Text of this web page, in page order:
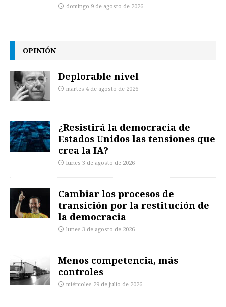
domingo 9 de agosto de 2026
OPINIÓN
Deplorable nivel
martes 4 de agosto de 2026
¿Resistirá la democracia de
Estados Unidos las tensiones que
crea la IA?
lunes 3 de agosto de 2026
Cambiar los procesos de
transición por la restitución de
la democracia
lunes 3 de agosto de 2026
Menos competencia, más
controles
miércoles 29 de julio de 2026